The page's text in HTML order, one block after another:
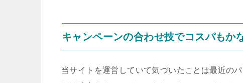
キャンペーンの合わせ技でコスパもか
当サイトを運営していて気づいたことは最近の